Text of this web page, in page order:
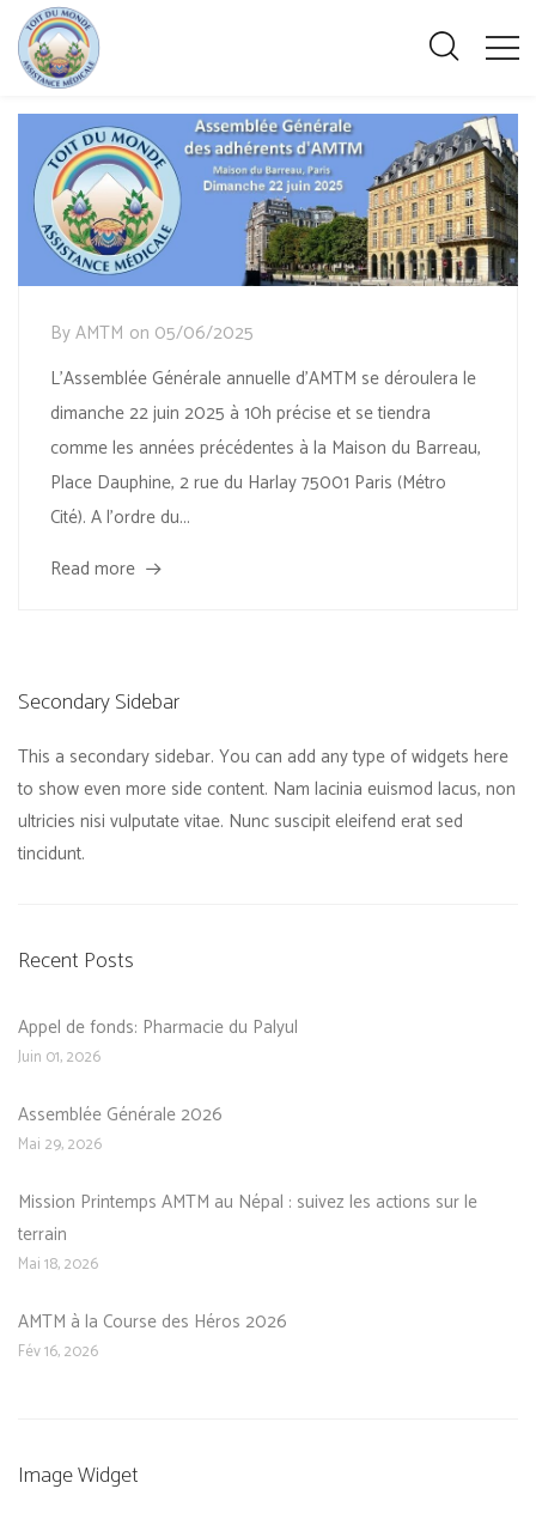
ByAMTM on 05/06/2025
L’Assemblée Générale annuelle d’AMTM se déroulera le
dimanche 22 juin 2025 à 10h précise et se tiendra
comme les années précédentes à la Maison du Barreau,
Place Dauphine, 2 rue du Harlay 75001 Paris (Métro
Cité). A l’ordre du...
Read more
Secondary Sidebar
This a secondary sidebar. You can add any type of widgets here
to show even more side content. Nam lacinia euismod lacus, non
ultricies nisi vulputate vitae. Nunc suscipit eleifend erat sed
tincidunt.
Recent Posts
Appel de fonds: Pharmacie du Palyul
Juin 01, 2026
Assemblée Générale 2026
Mai 29, 2026
Mission Printemps AMTM au Népal : suivez les actions sur le
terrain
Mai 18, 2026
AMTM à la Course des Héros 2026
Fév 16, 2026
Image Widget